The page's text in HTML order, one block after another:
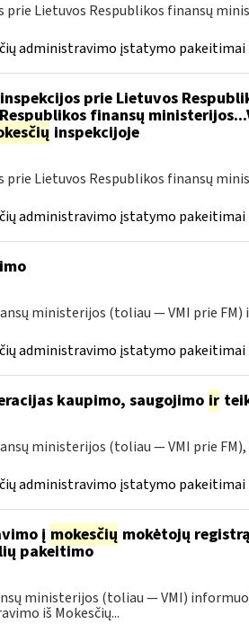
prie Lietuvos Respublikos finansų
administravimo įstatymo pakeitimai
inspekcijos prie Lietuvos
finansų
inspekcijoje
prie Lietuvos Respublikos finansų
administravimo įstatymo pakeitimai
ministerijos (toliau ― VMI prie FM)
administravimo įstatymo pakeitimai
kaupimo, saugojimo ir
ministerijos (toliau ― VMI prie
administravimo įstatymo pakeitimai
į mokesčių mokėtojų
pakeitimo
ministerijos (toliau — VMI)
iš Mokesčių...